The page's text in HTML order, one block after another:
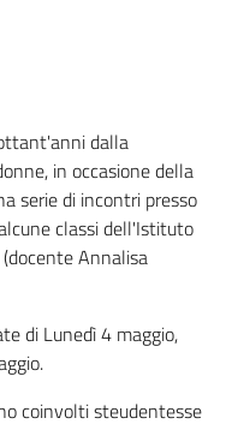
dalla
in occasione della
serie di incontri presso
classi dell'Istituto
Annalisa
di Lunedì 4 maggio,
coinvolti steudentesse